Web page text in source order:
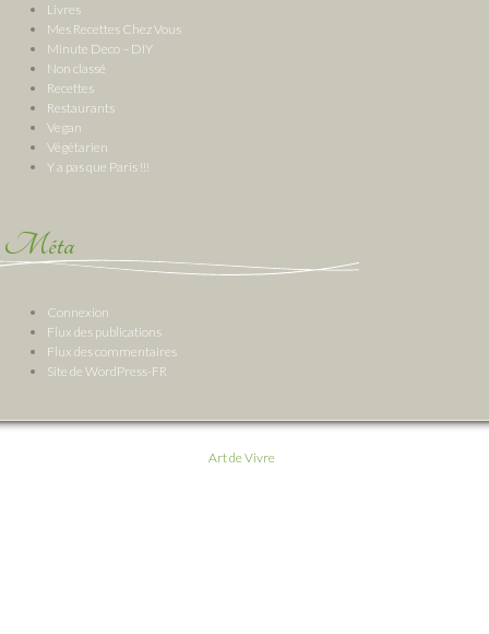
Livres
Mes Recettes Chez Vous
Minute Deco – DIY
Non classé
Recettes
Restaurants
Vegan
Végétarien
Y a pas que Paris !!!
Méta
Connexion
Flux des publications
Flux des commentaires
Site de WordPress-FR
Art de Vivre